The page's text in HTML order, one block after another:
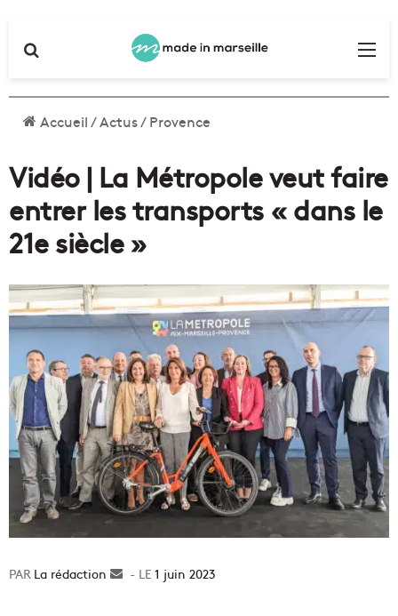
Accueil/Actus/Provence
Vidéo | La Métropole veut faire
entrer les transports « dans le
21e siècle »
La rédaction
Envoyer1 juin 2023